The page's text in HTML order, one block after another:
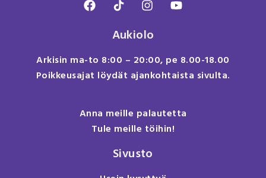
Aukiolo
Arkisin ma-to 8:00 – 20:00, pe 8.00-18.00
Poikkeusajat löydät ajankohtaista sivulta.
Anna meille palautetta
Tule meille töihin!
Sivusto